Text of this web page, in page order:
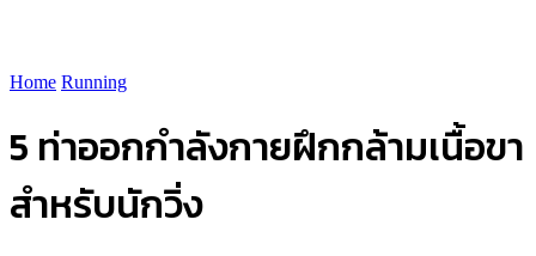
Home Running
5 ท่าออกกำลังกายฝึกกล้ามเนื้อขา
สำหรับนักวิ่ง